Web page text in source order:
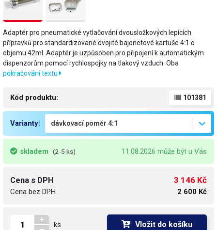
Adaptér pro pneumatické vytlačování dvousložkových lepících
přípravků pro standardizované dvojité bajonetové kartuše 4:1 o
objemu 42ml. Adaptér je uzpůsoben pro připojení k automatickým
dispenzorům pomocí rychlospojky na tlakový vzduch. Oba
pokračování textu
Kód produktu: 101381
Varianty:
skladem (2-5 ks) 11.08.2026 může být u Vás
Cena s DPH
Cena bez DPH
3 146 Kč
2 600 Kč
ks Vložit do košíku